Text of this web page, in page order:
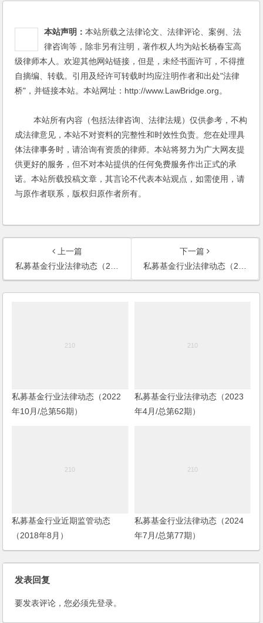
本站声明：本站所载之法律论文、法律评论、案例、法
律咨询等，除非另有注明，著作权人均为站长杨春宝高
级律师本人。欢迎其他网站链接，但是，未经书面许可，不得擅
自摘编、转载。引用及经许可转载时均应注明作者和出处"法律
桥"，并链接本站。本站网址：http://www.LawBridge.org。
本站所有内容（包括法律咨询、法律法规）仅供参考，不构
成法律意见，本站不对资料的完整性和时效性负责。您在处理具
体法律事务时，请洽询有资质的律师。本站将努力为广大网友提
供更好的服务，但不对本站提供的任何免费服务作出正式的承
诺。本站所载投稿文章，其言论不代表本站观点，如需使用，请
与原作者联系，版权归原作者所有。
上一篇
私募基金行业法律动态（2019年10月/总第21期）
下一篇
私募基金行业法律动态（2019年12月/总第23期）
私募基金行业法律动态（2022
年10月/总第56期）
私募基金行业法律动态（2023
年4月/总第62期）
私募基金行业近期监管动态
（2018年8月）
私募基金行业法律动态（2024
年7月/总第77期）
发表回复
要发表评论，您必须先登录。